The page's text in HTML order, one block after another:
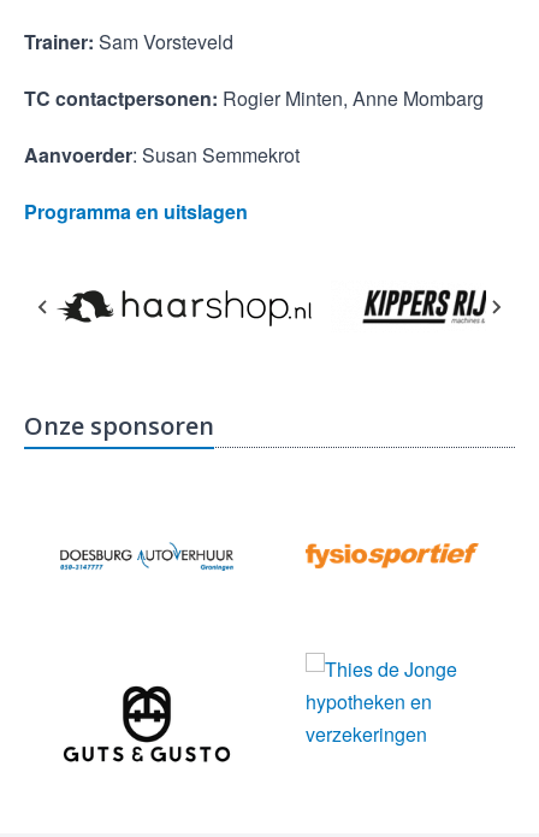
Trainer: Sam Vorsteveld
TC contactpersonen: Rogier Minten, Anne Mombarg
Aanvoerder: Susan Semmekrot
Programma en uitslagen
Onze sponsoren